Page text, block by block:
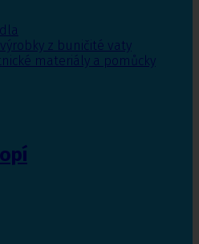
z buničité vaty
materiály a pomůcky